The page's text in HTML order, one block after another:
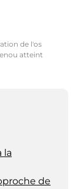
de l'os
atteint
la
de